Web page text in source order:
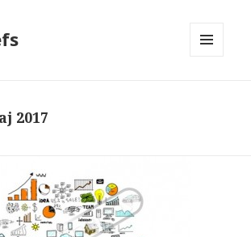
2017